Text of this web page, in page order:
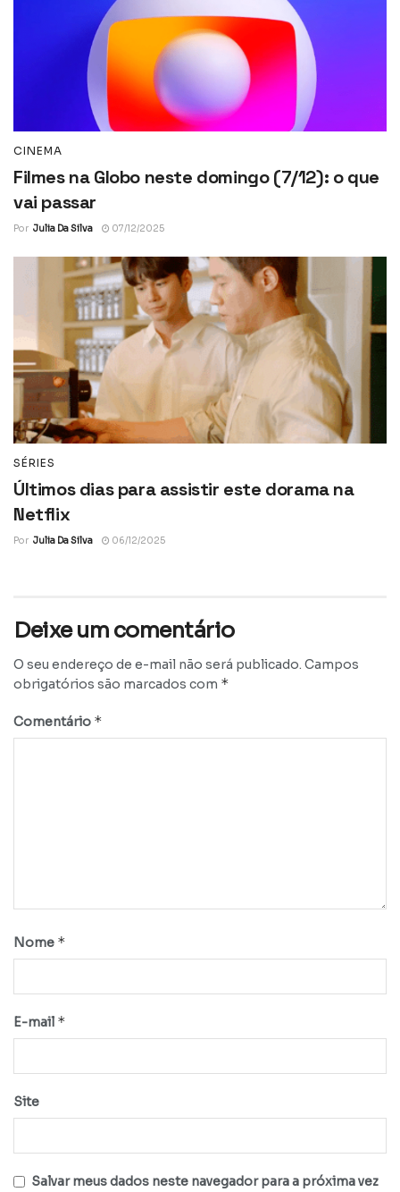
CINEMA
Filmes na Globo neste domingo (7/12): o que
vai passar
Por Julia Da Silva 07/12/2025
SÉRIES
Últimos dias para assistir este dorama na
Netflix
Por Julia Da Silva 06/12/2025
Deixe um comentário
O seu endereço de e-mail não será publicado. Campos
obrigatórios são marcados com *
Comentário *
Nome *
E-mail *
Site
Salvar meus dados neste navegador para a próxima vez